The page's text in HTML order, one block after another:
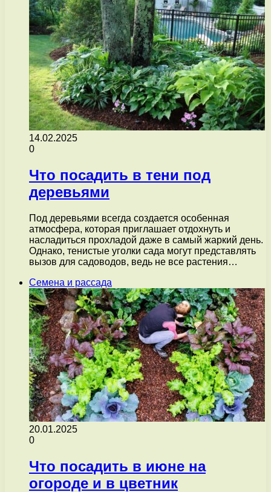
14.02.2025
0
Что посадить в тени под
деревьями
Под деревьями всегда создается особенная
атмосфера, которая приглашает отдохнуть и
насладиться прохладой даже в самый жаркий день.
Однако, тенистые уголки сада могут представлять
вызов для садоводов, ведь не все растения…
Семена и рассада
20.01.2025
0
Что посадить в июне на
огороде и в цветник